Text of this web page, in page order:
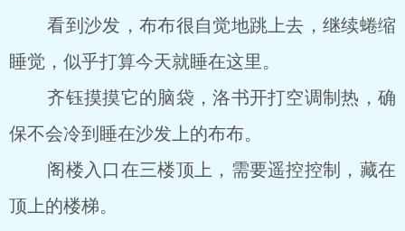
看到沙发，布布很自觉地跳上去，继续蜷缩
睡觉，似乎打算今天就睡在这里。
齐钰摸摸它的脑袋，洛书开打空调制热，确
保不会冷到睡在沙发上的布布。
阁楼入口在三楼顶上，需要遥控控制，藏在
顶上的楼梯。